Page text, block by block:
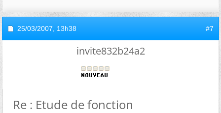
25/03/2007, 13h38 #7
invite832b24a2
Re : Etude de fonction